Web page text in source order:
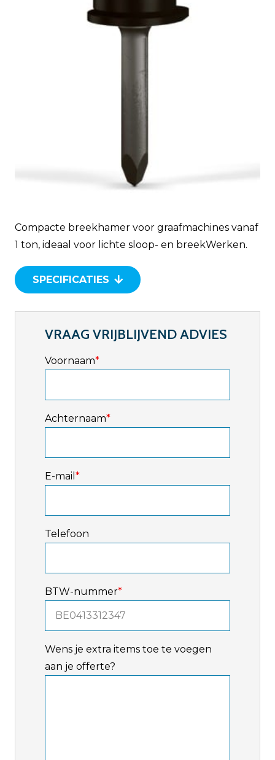
Compacte breekhamer voor graafmachines vanaf
1 ton, ideaal voor lichte sloop- en breekWerken.
SPECIFICATIES
VRAAG VRIJBLIJVEND ADVIES
Voornaam*
Achternaam*
E-mail *
Telefoon
BTW-nummer*
Wens je extra items toe te voegen
aan je offerte?